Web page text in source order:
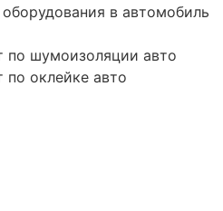
в автомобиль
по шумоизоляции авто
оклейке авто